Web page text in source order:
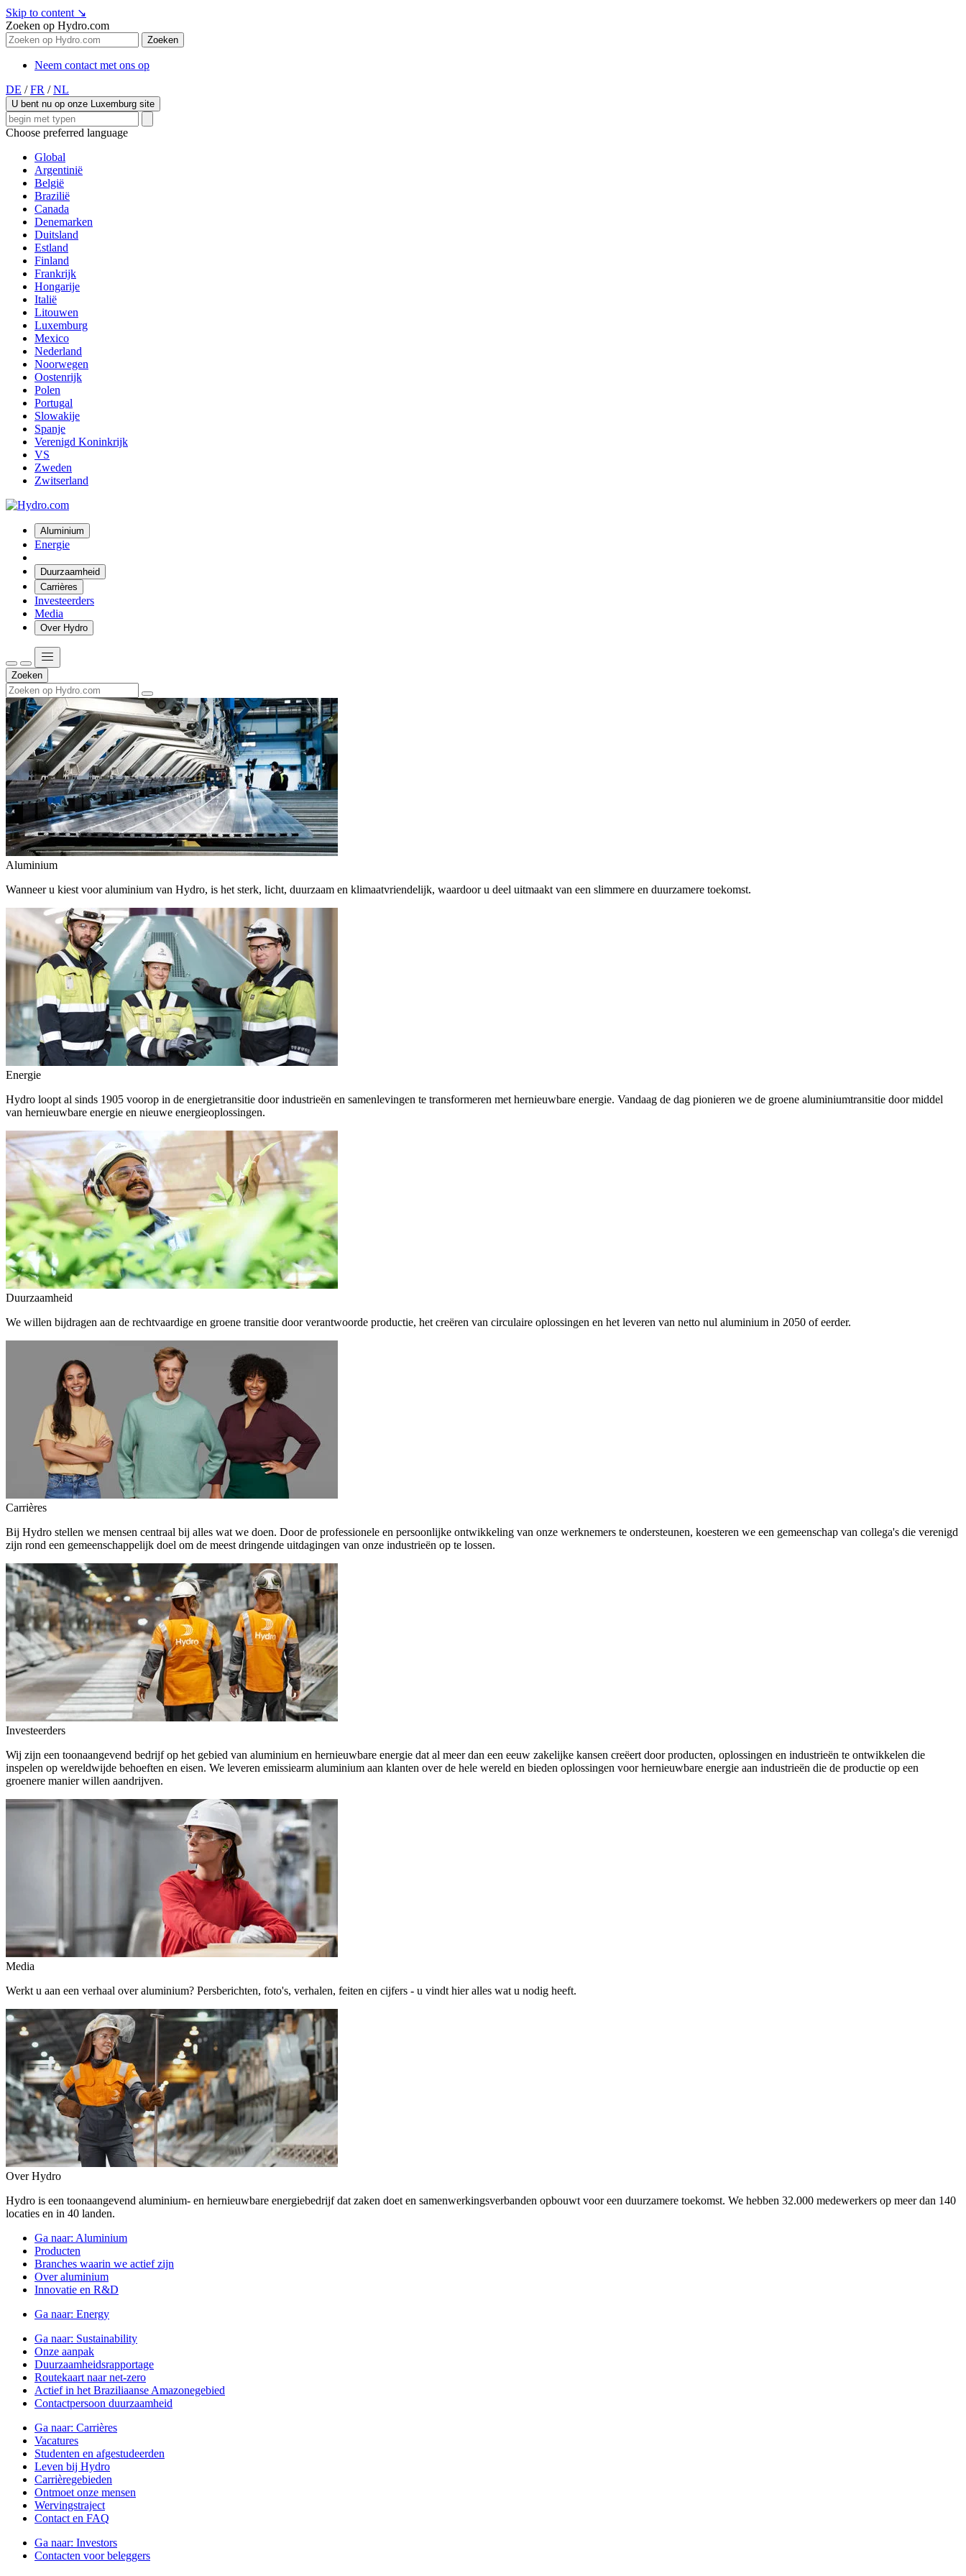
Skip to content ↘
Zoeken op Hydro.com
Zoeken
Neem contact met ons op
DE / FR / NL
U bent nu op onze Luxemburg site
Choose preferred language
Global
Argentinië
België
Brazilië
Canada
Denemarken
Duitsland
Estland
Finland
Frankrijk
Hongarije
Italië
Litouwen
Luxemburg
Mexico
Nederland
Noorwegen
Oostenrijk
Polen
Portugal
Slowakije
Spanje
Verenigd Koninkrijk
VS
Zweden
Zwitserland
Aluminium
Energie
Duurzaamheid
Carrières
Investeerders
Media
Over Hydro
Zoeken
Aluminium
Wanneer u kiest voor aluminium van Hydro, is het sterk, licht, duurzaam en klimaatvriendelijk, waardoor u deel uitmaakt van een slimmere en duurzamere toekomst.
Energie
Hydro loopt al sinds 1905 voorop in de energietransitie door industrieën en samenlevingen te transformeren met hernieuwbare energie. Vandaag de dag pionieren we de groene aluminiumtransitie door middel
van hernieuwbare energie en nieuwe energieoplossingen.
Duurzaamheid
We willen bijdragen aan de rechtvaardige en groene transitie door verantwoorde productie, het creëren van circulaire oplossingen en het leveren van netto nul aluminium in 2050 of eerder.
Carrières
Bij Hydro stellen we mensen centraal bij alles wat we doen. Door de professionele en persoonlijke ontwikkeling van onze werknemers te ondersteunen, koesteren we een gemeenschap van collega's die verenigd
zijn rond een gemeenschappelijk doel om de meest dringende uitdagingen van onze industrieën op te lossen.
Investeerders
Wij zijn een toonaangevend bedrijf op het gebied van aluminium en hernieuwbare energie dat al meer dan een eeuw zakelijke kansen creëert door producten, oplossingen en industrieën te ontwikkelen die
inspelen op wereldwijde behoeften en eisen. We leveren emissiearm aluminium aan klanten over de hele wereld en bieden oplossingen voor hernieuwbare energie aan industrieën die de productie op een
groenere manier willen aandrijven.
Media
Werkt u aan een verhaal over aluminium? Persberichten, foto's, verhalen, feiten en cijfers - u vindt hier alles wat u nodig heeft.
Over Hydro
Hydro is een toonaangevend aluminium- en hernieuwbare energiebedrijf dat zaken doet en samenwerkingsverbanden opbouwt voor een duurzamere toekomst. We hebben 32.000 medewerkers op meer dan 140
locaties en in 40 landen.
Ga naar: Aluminium
Producten
Branches waarin we actief zijn
Over aluminium
Innovatie en R&D
Ga naar: Energy
Ga naar: Sustainability
Onze aanpak
Duurzaamheidsrapportage
Routekaart naar net-zero
Actief in het Braziliaanse Amazonegebied
Contactpersoon duurzaamheid
Ga naar: Carrières
Vacatures
Studenten en afgestudeerden
Leven bij Hydro
Carrièregebieden
Ontmoet onze mensen
Wervingstraject
Contact en FAQ
Ga naar: Investors
Contacten voor beleggers